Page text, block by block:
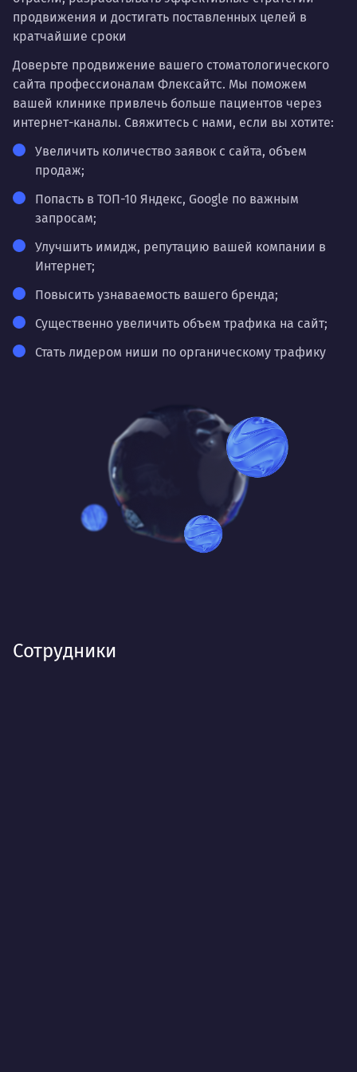
продвижения и достигать поставленных целей в
кратчайшие сроки
Доверьте продвижение вашего стоматологического
сайта профессионалам Флексайтс. Мы поможем
вашей клинике привлечь больше пациентов через
интернет-каналы. Свяжитесь с нами, если вы хотите:
Увеличить количество заявок с сайта, объем
продаж;
Попасть в ТОП-10 Яндекс, Google по важным
запросам;
Улучшить имидж, репутацию вашей компании в
Интернет;
Повысить узнаваемость вашего бренда;
Существенно увеличить объем трафика на сайт;
Стать лидером ниши по органическому трафику
Сотрудники